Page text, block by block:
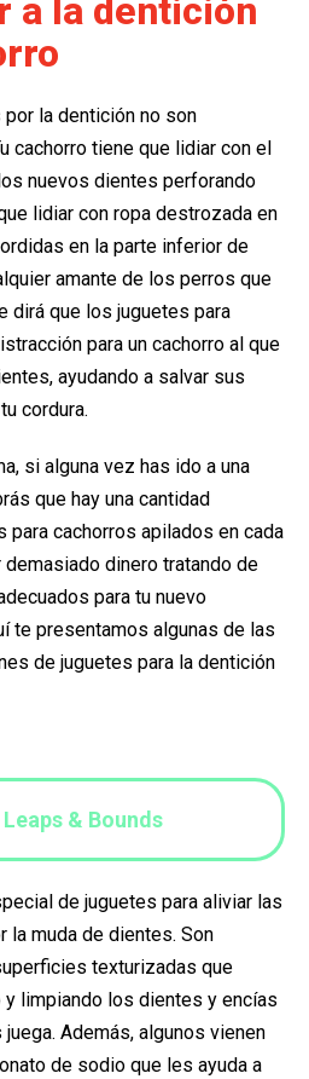
a la dentición
la dentición no son
cachorro tiene que lidiar con el
nuevos dientes perforando
lidiar con ropa destrozada en
en la parte inferior de
amante de los perros que
dirá que los juguetes para
para un cachorro al que
ayudando a salvar sus
cordura.
si alguna vez has ido a una
que hay una cantidad
para cachorros apilados en cada
dinero tratando de
para tu nuevo
te presentamos algunas de las
de juguetes para la dentición
& Bounds
de juguetes para aliviar las
la muda de dientes. Son
texturizadas que
y limpiando los dientes y encías
Además, algunos vienen
de sodio que les ayuda a